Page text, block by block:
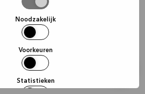
Noodzakelijk
Voorkeuren
Statistieken